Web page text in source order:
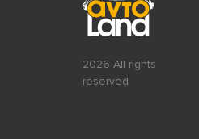
2026 All rights
reserved